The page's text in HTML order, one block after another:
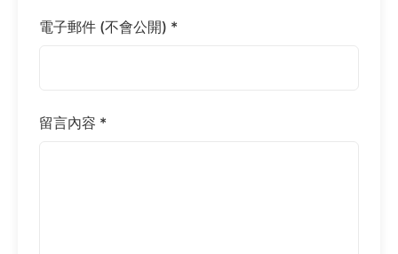
電子郵件 (不會公開) *
留言內容 *